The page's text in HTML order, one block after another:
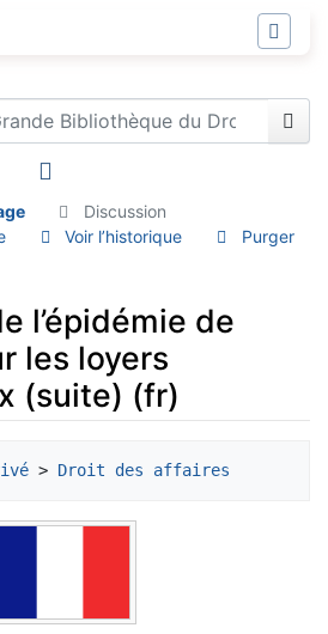
Discussion
Voir l’historique Purger
l’épidémie de
les loyers
(suite) (fr)
> Droit des affaires